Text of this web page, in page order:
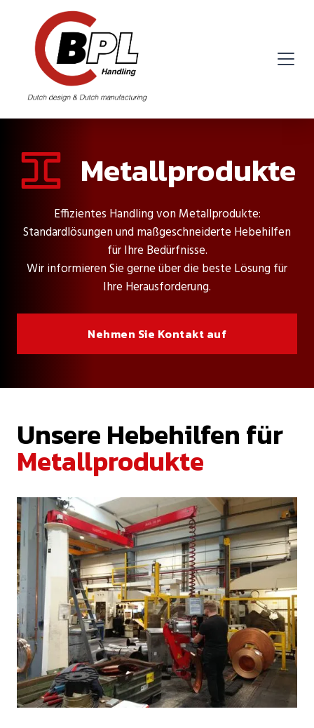
Metallprodukte
Effizientes Handling von Metallprodukte:
Standardlösungen und maßgeschneiderte Hebehilfen
für Ihre Bedürfnisse.
Wir informieren Sie gerne über die beste Lösung für
Ihre Herausforderung.
Nehmen Sie Kontakt auf
Unsere Hebehilfen für
Metallprodukte